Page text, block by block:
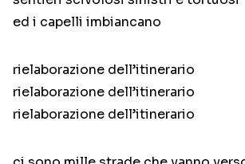
ed i capelli imbiancano
rielaborazione dell’itinerario
rielaborazione dell’itinerario
rielaborazione dell’itinerario